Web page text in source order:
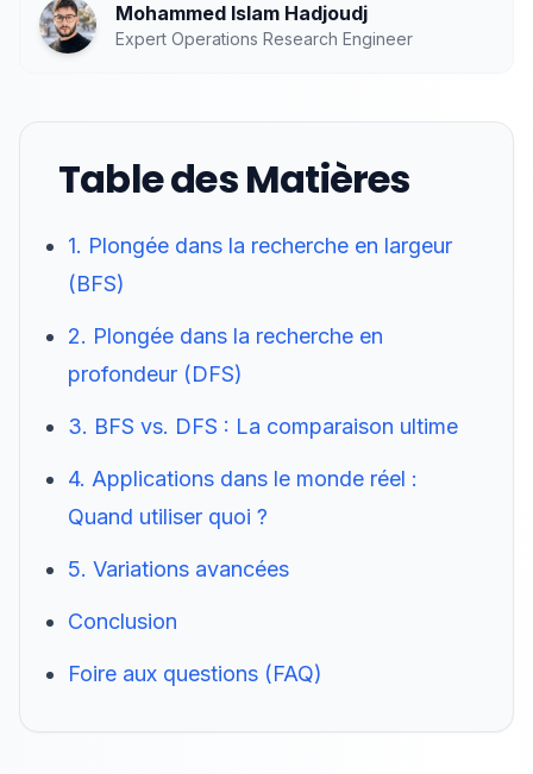
Mohammed Islam Hadjoudj
Expert Operations Research Engineer
Table des Matières
1. Plongée dans la recherche en largeur
(BFS)
2. Plongée dans la recherche en
profondeur (DFS)
3. BFS vs. DFS : La comparaison ultime
4. Applications dans le monde réel :
Quand utiliser quoi ?
5. Variations avancées
Conclusion
Foire aux questions (FAQ)